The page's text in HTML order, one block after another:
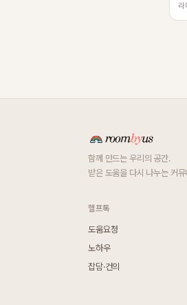
라
함께 만드는 우리의 공간.
받은 도움을 다시 나누는 커
헬프톡
도움요청
노하우
잡담·건의